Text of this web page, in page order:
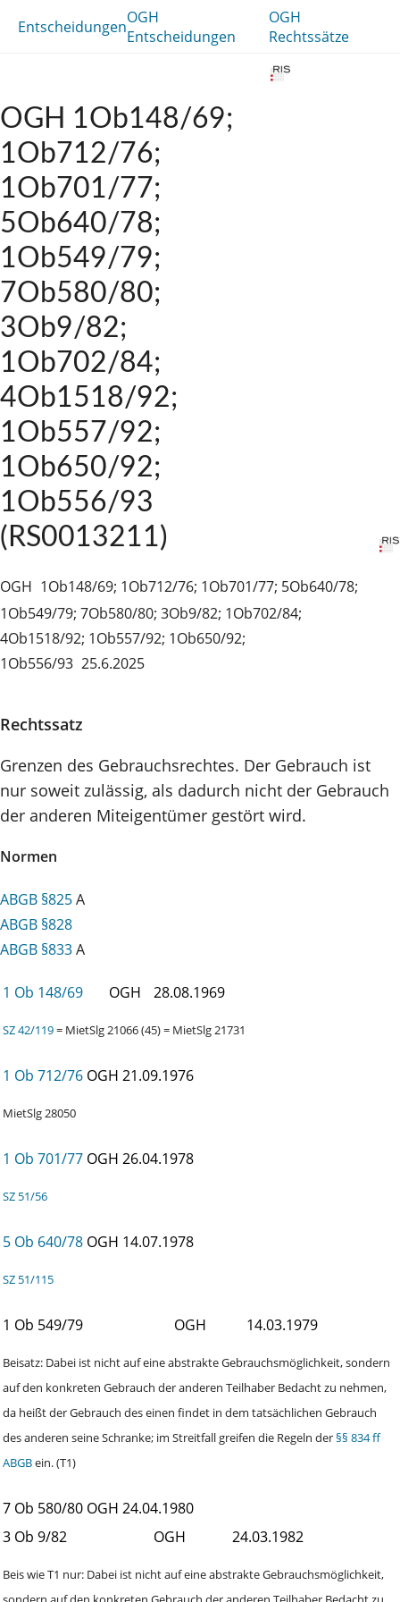
EntscheidungenOGH
Entscheidungen
OGH
Rechtssätze
OGH 1Ob148/69;
1Ob712/76;
1Ob701/77;
5Ob640/78;
1Ob549/79;
7Ob580/80;
3Ob9/82;
1Ob702/84;
4Ob1518/92;
1Ob557/92;
1Ob650/92;
1Ob556/93
(RS0013211)
OGH 1Ob148/69; 1Ob712/76; 1Ob701/77; 5Ob640/78;
1Ob549/79; 7Ob580/80; 3Ob9/82; 1Ob702/84;
4Ob1518/92; 1Ob557/92; 1Ob650/92;
1Ob556/93 25.6.2025
Rechtssatz
Grenzen des Gebrauchsrechtes. Der Gebrauch ist
nur soweit zulässig, als dadurch nicht der Gebrauch
der anderen Miteigentümer gestört wird.
Normen
ABGB §825A
ABGB §828
ABGB §833A
1 Ob 148/69 OGH 28.08.1969
SZ 42/119= MietSlg 21066 (45) = MietSlg 21731
1 Ob 712/76 OGH 21.09.1976
MietSlg 28050
1 Ob 701/77 OGH 26.04.1978
SZ 51/56
5 Ob 640/78 OGH 14.07.1978
SZ 51/115
1 Ob 549/79 OGH 14.03.1979
Beisatz: Dabei ist nicht auf eine abstrakte Gebrauchsmöglichkeit, sondern
auf den konkreten Gebrauch der anderen Teilhaber Bedacht zu nehmen,
da heißt der Gebrauch des einen findet in dem tatsächlichen Gebrauch
des anderen seine Schranke; im Streitfall greifen die Regeln der§§ 834 ff
ABGBein. (T1)
7 Ob 580/80 OGH 24.04.1980
3 Ob 9/82
OGH 24.03.1982
Beis wie T1 nur: Dabei ist nicht auf eine abstrakte Gebrauchsmöglichkeit,